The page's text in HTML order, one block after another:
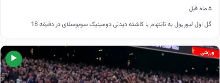
۵ ماه قبل
گل اول لیورپول به تاتنهام با کاشته دیدنی دومینیک سوبوسلای در دقیقه 18
▶
ورزشی